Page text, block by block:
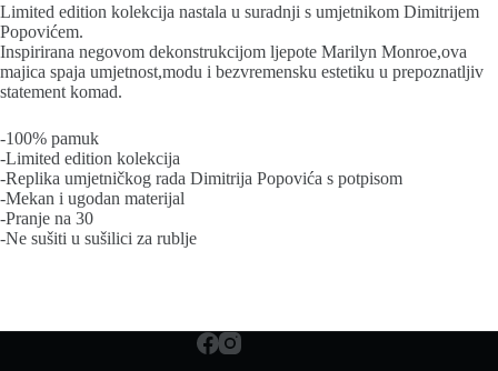
Limited edition kolekcija nastala u suradnji s umjetnikom Dimitrijem
Popovićem.
Inspirirana negovom dekonstrukcijom ljepote Marilyn Monroe,ova
majica spaja umjetnost,modu i bezvremensku estetiku u prepoznatljiv
statement komad.
-100% pamuk
-Limited edition kolekcija
-Replika umjetničkog rada Dimitrija Popovića s potpisom
-Mekan i ugodan materijal
-Pranje na 30
-Ne sušiti u sušilici za rublje